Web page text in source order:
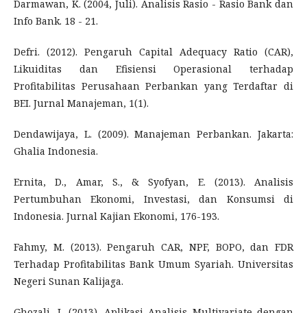
Darmawan, K. (2004, Juli). Analisis Rasio - Rasio Bank dan
Info Bank. 18 - 21.
Defri. (2012). Pengaruh Capital Adequacy Ratio (CAR),
Likuiditas dan Efisiensi Operasional terhadap
Profitabilitas Perusahaan Perbankan yang Terdaftar di
BEI. Jurnal Manajeman, 1(1).
Dendawijaya, L. (2009). Manajeman Perbankan. Jakarta:
Ghalia Indonesia.
Ernita, D., Amar, S., & Syofyan, E. (2013). Analisis
Pertumbuhan Ekonomi, Investasi, dan Konsumsi di
Indonesia. Jurnal Kajian Ekonomi, 176-193.
Fahmy, M. (2013). Pengaruh CAR, NPF, BOPO, dan FDR
Terhadap Profitabilitas Bank Umum Syariah. Universitas
Negeri Sunan Kalijaga.